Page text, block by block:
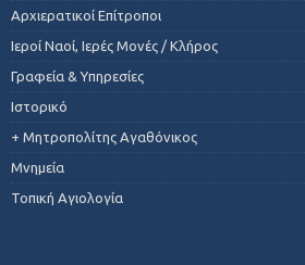
Αρχιερατικοί Επίτροποι
Ιεροί Ναοί, Ιερές Μονές / Κλήρος
Γραφεία & Υπηρεσίες
Ιστορικό
+ Μητροπολίτης Αγαθόνικος
Μνημεία
Τοπική Αγιολογία